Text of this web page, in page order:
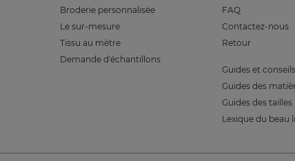
Broderie personnalisée
Le sur-mesure
Tissu au mètre
Demande d'échantillons
FAQ
Contactez-nous
Retour
Guides et conseils
Guides des
Guides des tailles
Lexique du beau